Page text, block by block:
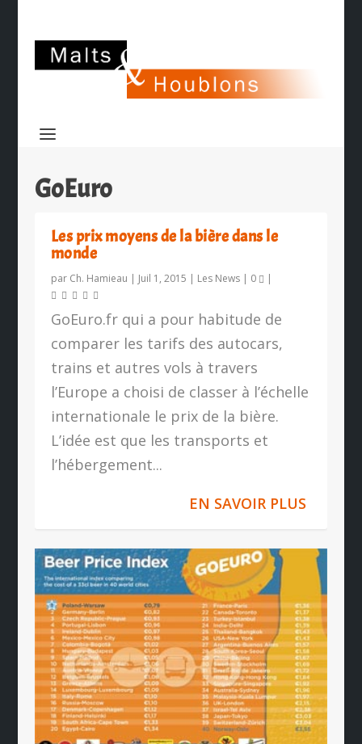
GoEuro
Les prix moyens de la bière dans le
monde
par Ch. Hamieau | Juil 1, 2015 | Les News| 0 |
GoEuro.fr qui a pour habitude de
comparer les tarifs des autocars,
trains et autres vols à travers
l’Europe a choisi de classer à l’échelle
internationale le prix de la bière.
L’idée est que les transports et
l’hébergement...
EN SAVOIR PLUS